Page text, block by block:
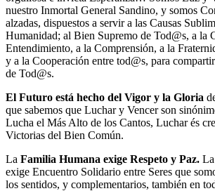
nuestro Inmortal General Sandino, y somos
alzadas, dispuestos a servir a las Causas
Humanidad; al Bien Supremo de Tod@s, a la
Entendimiento, a la Comprensión, a la
y a la Cooperación entre tod@s, para
de Tod@s.
El Futuro está hecho del Vigor y la Gloria
que sabemos que Luchar y Vencer son
Lucha el Más Alto de los Cantos, Luchar és
Victorias del Bien Común.
La Familia Humana exige Respeto y Paz.
exige Encuentro Solidario entre Seres que
los sentidos, y complementarios, también en